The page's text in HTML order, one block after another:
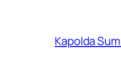
Kapolda